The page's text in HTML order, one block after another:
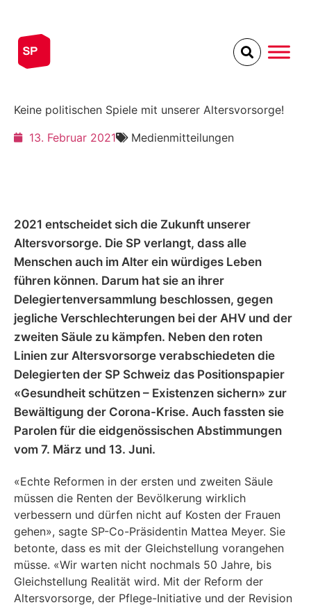
Keine politischen Spiele mit unserer Altersvorsorge!
13. Februar 2021
Medienmitteilungen
2021 entscheidet sich die Zukunft unserer
Altersvorsorge. Die SP verlangt, dass alle
Menschen auch im Alter ein würdiges Leben
führen können. Darum hat sie an ihrer
Delegiertenversammlung beschlossen, gegen
jegliche Verschlechterungen bei der AHV und der
zweiten Säule zu kämpfen. Neben den roten
Linien zur Altersvorsorge verabschiedeten die
Delegierten der SP Schweiz das Positionspapier
«Gesundheit schützen – Existenzen sichern» zur
Bewältigung der Corona-Krise. Auch fassten sie
Parolen für die eidgenössischen Abstimmungen
vom 7. März und 13. Juni.
«Echte Reformen in der ersten und zweiten Säule
müssen die Renten der Bevölkerung wirklich
verbessern und dürfen nicht auf Kosten der Frauen
gehen», sagte SP-Co-Präsidentin Mattea Meyer. Sie
betonte, dass es mit der Gleichstellung vorangehen
müsse. «Wir warten nicht nochmals 50 Jahre, bis
Gleichstellung Realität wird. Mit der Reform der
Altersvorsorge, der Pflege-Initiative und der Revision